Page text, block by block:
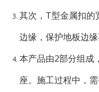
其次，T型金属扣的
边缘，保护地板边缘
本产品由2部分组成
座。施工过程中，